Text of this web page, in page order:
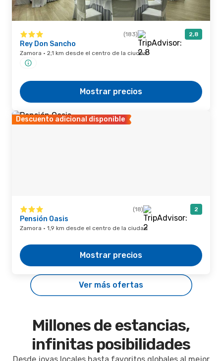
(183) 2,8
Rey Don Sancho
Zamora · 2,1 km desde el centro de la ciudad
Mostrar precios
Descuento adicional disponible
(18) 2
Pensión Oasis
Zamora · 1,9 km desde el centro de la ciudad
Mostrar precios
Ver más ofertas
Millones de estancias,
infinitas posibilidades